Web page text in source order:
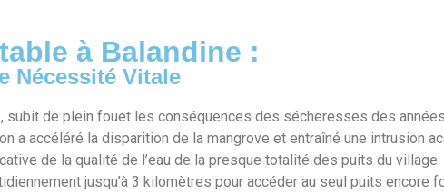
à Balandine :
Nécessité Vitale
subit de plein fouet les conséquences des sécheresses des
a accéléré la disparition de la mangrove et entraîné une intrusion
de la qualité de l’eau de la presque totalité des puits du village.
jusqu’à 3 kilomètres pour accéder au seul puits encore